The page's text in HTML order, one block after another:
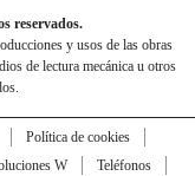
reservados.
y usos de las obras
de lectura mecánica u otros
Política de cookies
W
Teléfonos